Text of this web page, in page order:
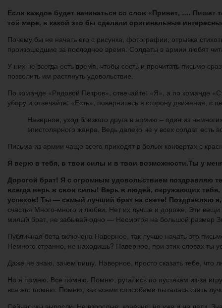
Если каждое будет начинаться со слов «Привет, …. Пишет
той мере, в какой это бы сделали оригинальные
Почему бы не начать его с рисунка, фотографии, отрывка
произошедшие за последнее время. Солдаты в армии любят
У них не всегда есть время, чтобы сесть и прочитать письмо
позволить им растянуть удовольствие.
По команде «Рядовой Петров», отвечайте: «Я», а по команде
убору и отвечайте: «Есть», повернитесь в сторону движения,
Наверное, уход близкого друга в армию – один из
эпистолярного жанра. Ведь далеко не у всех солдат есть
Письма из армии чаще всего приходят в белых конвертах с
Я верю в тебя, в твои силы и в твои возможности.Ты у
Дорогой брат! Я с огромным удовольствием поздравляю
всегда верь в свои силы! Верь в людей, окружающих тебя,
успехов! Ты — самый лучший брат на свете! Поздравляю
счастья Много-много и любви. Нет их лучше и дороже, Эти
милый брат, не забывай одно — Несмотря на большой размер
Публичная бета включена Наверное, так лучше начать это
Немного странно, не находишь? Наверное, при этих словах ты
Даже не знаю, зачем пишу. Наверное, просто сказать тебе,
Но я помню. Все помню. Помню, ругались по пустякам из-за
все это помню. Помню, как всеми способами пыталась стать